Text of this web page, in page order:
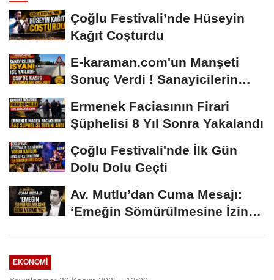
Çoğlu Festivali’nde Hüseyin
Kağıt Coşturdu
E-karaman.com'un Manşeti
Sonuç Verdi ! Sanayicilerin
Ermenek Faciasının Firari
Şüphelisi 8 Yıl Sonra Yakalandı
Çoğlu Festivali'nde İlk Gün
Dolu Dolu Geçti
Av. Mutlu’dan Cuma Mesajı:
‘Emeğin Sömürülmesine İzin
EKONOMI